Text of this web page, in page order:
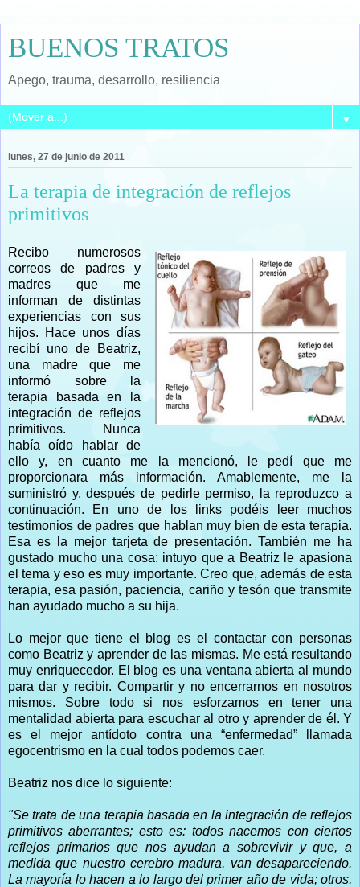
BUENOS TRATOS
Apego, trauma, desarrollo, resiliencia
▼
lunes, 27 de junio de 2011
La terapia de integración de reflejos
primitivos
Recibo numerosos
correos de padres y
madres que me
informan de distintas
experiencias con sus
hijos. Hace unos días
recibí uno de Beatriz,
una madre que me
informó sobre la
terapia basada en la
integración de reflejos
primitivos. Nunca
había oído hablar de
ello y, en cuanto me la mencionó, le pedí que me
proporcionara más información. Amablemente, me la
suministró y, después de pedirle permiso, la reproduzco a
continuación. En uno de los links podéis leer muchos
testimonios de padres que hablan muy bien de esta terapia.
Esa es la mejor tarjeta de presentación. También me ha
gustado mucho una cosa: intuyo que a Beatriz le apasiona
el tema y eso es muy importante. Creo que, además de esta
terapia, esa pasión, paciencia, cariño y tesón que transmite
han ayudado mucho a su hija.
Lo mejor que tiene el blog es el contactar con personas
como Beatriz y aprender de las mismas. Me está resultando
muy enriquecedor. El blog es una ventana abierta al mundo
para dar y recibir. Compartir y no encerrarnos en nosotros
mismos. Sobre todo si nos esforzamos en tener una
mentalidad abierta para escuchar al otro y aprender de él. Y
es el mejor antídoto contra una “enfermedad” llamada
egocentrismo en la cual todos podemos caer.
Beatriz nos dice lo siguiente:
"Se trata de una terapia basada en la integración de reflejos
primitivos aberrantes; esto es: todos nacemos con ciertos
reflejos primarios que nos ayudan a sobrevivir y que, a
medida que nuestro cerebro madura, van desapareciendo.
La mayoría lo hacen a lo largo del primer año de vida; otros,